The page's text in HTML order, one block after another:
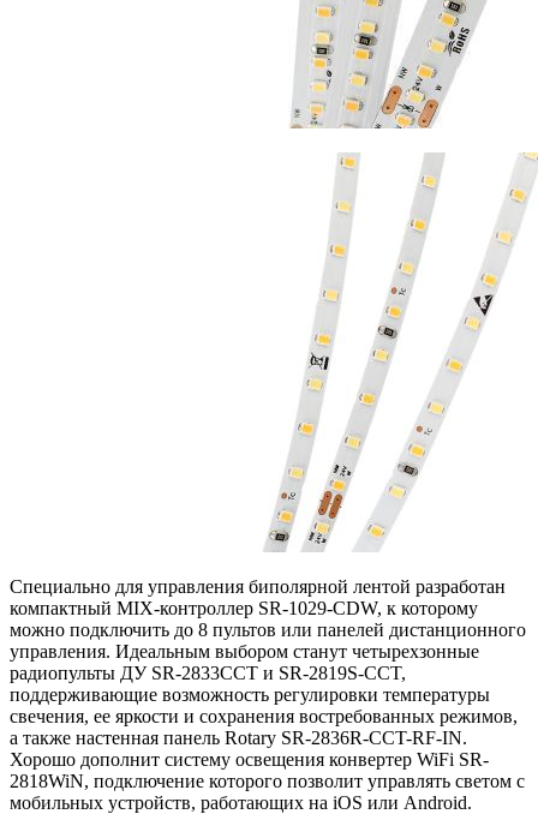
Специально для управления биполярной лентой разработан
компактный MIX-контроллер SR-1029-CDW, к которому
можно подключить до 8 пультов или панелей дистанционного
управления. Идеальным выбором станут четырехзонные
радиопульты ДУ SR-2833CCT и SR-2819S-CCT,
поддерживающие возможность регулировки температуры
свечения, ее яркости и сохранения востребованных режимов,
а также настенная панель Rotary SR-2836R-CCT-RF-IN.
Хорошо дополнит систему освещения конвертер WiFi SR-
2818WiN, подключение которого позволит управлять светом с
мобильных устройств, работающих на iOS или Android.